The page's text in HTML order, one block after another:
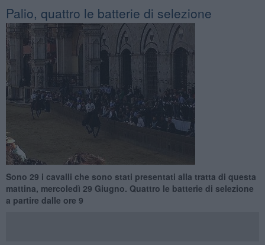
Palio, quattro le batterie di selezione
​Sono 29 i cavalli che sono stati presentati alla tratta di questa
mattina, mercoledì 29 Giugno. Quattro le batterie di selezione
a partire dalle ore 9